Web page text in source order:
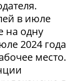
в июле
на одну
2024 года
место.